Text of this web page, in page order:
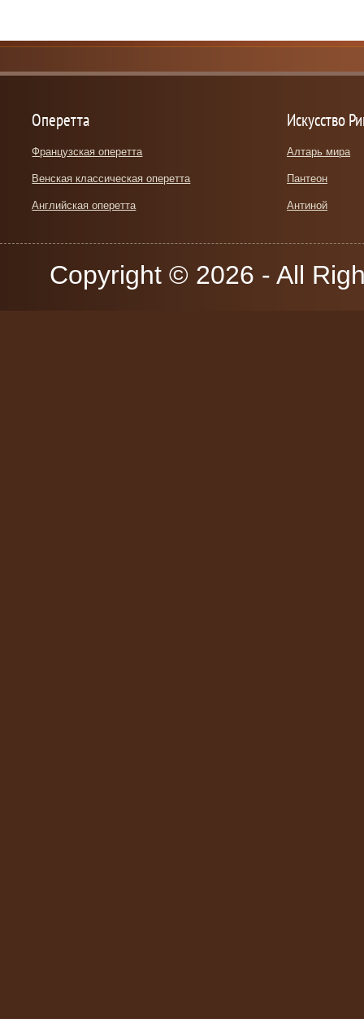
Оперетта
Французская оперетта
Венская классическая оперетта
Английская оперетта
Искусство
Алтарь мира
Пантеон
Антиной
Copyright © 2026 - All